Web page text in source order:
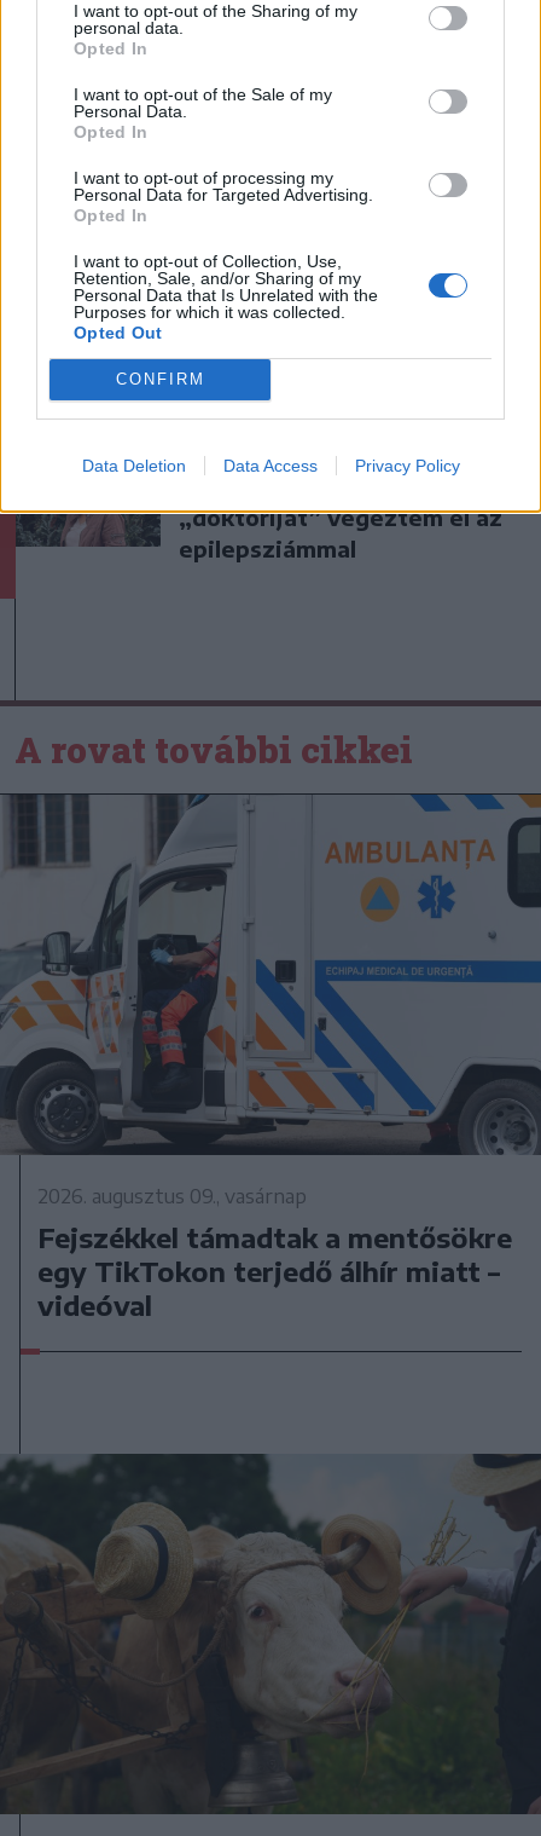
I want to opt-out of the Sharing of my
personal data.
Opted In
I want to opt-out of the Sale of my
Personal Data.
Opted In
I want to opt-out of processing my
Personal Data for Targeted Advertising.
Opted In
I want to opt-out of Collection, Use,
Retention, Sale, and/or Sharing of my
Personal Data that Is Unrelated with the
Purposes for which it was collected.
Opted Out
CONFIRM
Data Deletion Data Access Privacy Policy
áttörés még nem az FK-nak
(videóval)
Krónika
megtámadására készül az
amerikai hírszerzés szerint
Székely Sport
Szabó István: négy vereség
jönni fognak a jó eredmények
„doktoriját” végeztem el az
epilepsziámmal
A rovat további cikkei
2026. augusztus 09., vasárnap
Fejszékkel támadtak a mentősökre
egy TikTokon terjedő álhír miatt –
videóval